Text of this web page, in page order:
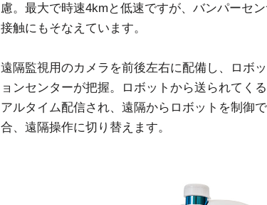
慮。最大で時速4kmと低速ですが、バンパーセ
接触にもそなえています。
遠隔監視用のカメラを前後左右に配備し、ロボ
ョンセンターが把握。ロボットから送られてく
アルタイム配信され、遠隔からロボットを制御
合、遠隔操作に切り替えます。